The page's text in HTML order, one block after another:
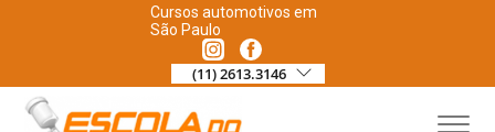
Cursos automotivos em
São Paulo
(11) 2613.3146